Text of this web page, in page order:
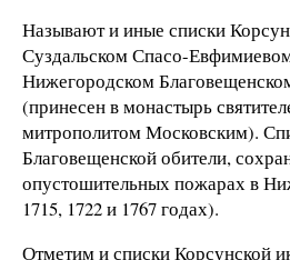
Называют и иные списки
Суздальском Спасо-
Нижегородском
(принесен в монастырь
митрополитом Московским).
Благовещенской обители,
опустошительных пожарах в
1715, 1722 и 1767 годах).
Отметим и списки Корсунской